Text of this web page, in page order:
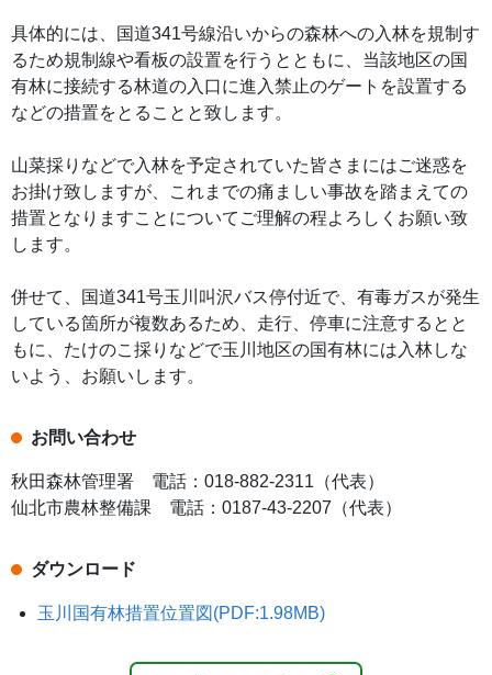
具体的には、国道341号線沿いからの森林への入林を規制す
るため規制線や看板の設置を行うとともに、当該地区の国
有林に接続する林道の入口に進入禁止のゲートを設置する
などの措置をとることと致します。
山菜採りなどで入林を予定されていた皆さまにはご迷惑を
お掛け致しますが、これまでの痛ましい事故を踏まえての
措置となりますことについてご理解の程よろしくお願い致
します。
併せて、国道341号玉川叫沢バス停付近で、有毒ガスが発生
している箇所が複数あるため、走行、停車に注意するとと
もに、たけのこ採りなどで玉川地区の国有林には入林しな
いよう、お願いします。
お問い合わせ
秋田森林管理署 電話：018-882-2311（代表）
仙北市農林整備課 電話：0187-43-2207（代表）
ダウンロード
玉川国有林措置位置図(PDF:1.98MB)